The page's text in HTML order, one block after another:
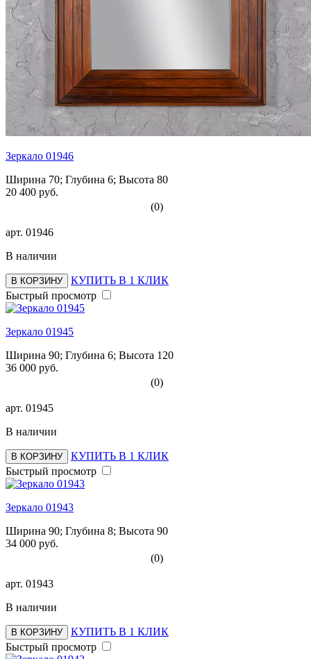
Зеркало 01946
Ширина 70; Глубина 6; Высота 80
20 400 руб.
(0)
арт. 01946
В наличии
В КОРЗИНУ
КУПИТЬ В 1 КЛИК
Быстрый просмотр
Зеркало 01945
Ширина 90; Глубина 6; Высота 120
36 000 руб.
(0)
арт. 01945
В наличии
В КОРЗИНУ
КУПИТЬ В 1 КЛИК
Быстрый просмотр
Зеркало 01943
Ширина 90; Глубина 8; Высота 90
34 000 руб.
(0)
арт. 01943
В наличии
В КОРЗИНУ
КУПИТЬ В 1 КЛИК
Быстрый просмотр